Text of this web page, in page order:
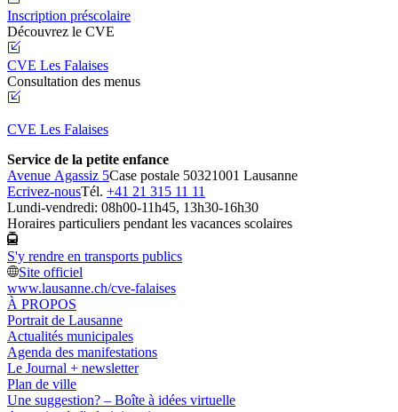
Inscription préscolaire
Découvrez le CVE
CVE Les Falaises
Consultation des menus
CVE Les Falaises
Service de la petite enfance
Avenue Agassiz 5Case postale 50321001 Lausanne
Ecrivez-nousTél. +41 21 315 11 11
Lundi-vendredi: 08h00-11h45, 13h30-16h30
Horaires particuliers pendant les vacances scolaires
S'y rendre en transports publics
Site officiel
www.lausanne.ch/cve-falaises
À PROPOS
Portrait de Lausanne
Actualités municipales
Agenda des manifestations
Le Journal + newsletter
Plan de ville
Une suggestion? – Boîte à idées virtuelle